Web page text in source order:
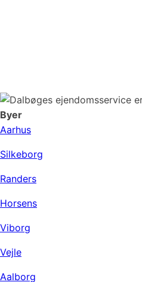
Byer
Aarhus
Silkeborg
Randers
Horsens
Viborg
Vejle
Aalborg